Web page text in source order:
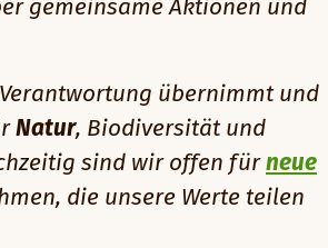
gemeinsame Aktionen und
übernimmt und
Natur, Biodiversität und
sind wir offen für neue
die unsere Werte teilen